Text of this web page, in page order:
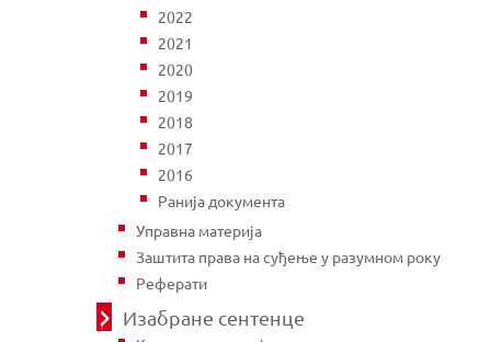
2022
2021
2020
2019
2018
2017
2016
Ранија документа
Управна материја
Заштита права на суђење у разумном року
Реферати
Изабране сентенце